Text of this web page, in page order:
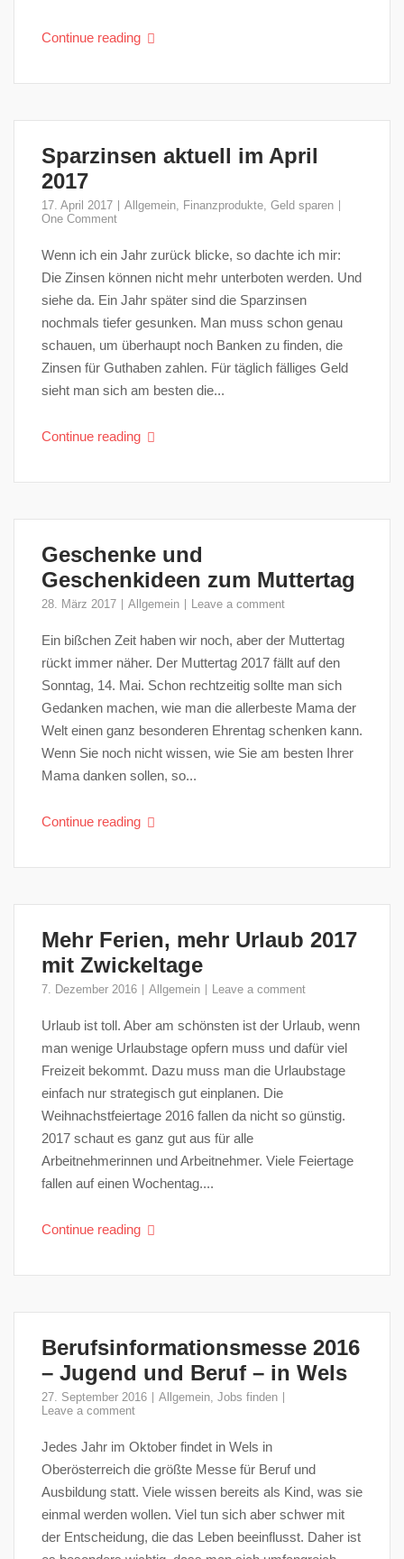
Continue reading
Sparzinsen aktuell im April
2017
17. April 2017 Allgemein, Finanzprodukte, Geld sparen
One Comment
Wenn ich ein Jahr zurück blicke, so dachte ich mir:
Die Zinsen können nicht mehr unterboten werden. Und
siehe da. Ein Jahr später sind die Sparzinsen
nochmals tiefer gesunken. Man muss schon genau
schauen, um überhaupt noch Banken zu finden, die
Zinsen für Guthaben zahlen. Für täglich fälliges Geld
sieht man sich am besten die...
Continue reading
Geschenke und
Geschenkideen zum Muttertag
28. März 2017 Allgemein Leave a comment
Ein bißchen Zeit haben wir noch, aber der Muttertag
rückt immer näher. Der Muttertag 2017 fällt auf den
Sonntag, 14. Mai. Schon rechtzeitig sollte man sich
Gedanken machen, wie man die allerbeste Mama der
Welt einen ganz besonderen Ehrentag schenken kann.
Wenn Sie noch nicht wissen, wie Sie am besten Ihrer
Mama danken sollen, so...
Continue reading
Mehr Ferien, mehr Urlaub 2017
mit Zwickeltage
7. Dezember 2016 Allgemein Leave a comment
Urlaub ist toll. Aber am schönsten ist der Urlaub, wenn
man wenige Urlaubstage opfern muss und dafür viel
Freizeit bekommt. Dazu muss man die Urlaubstage
einfach nur strategisch gut einplanen. Die
Weihnachstfeiertage 2016 fallen da nicht so günstig.
2017 schaut es ganz gut aus für alle
Arbeitnehmerinnen und Arbeitnehmer. Viele Feiertage
fallen auf einen Wochentag....
Continue reading
Berufsinformationsmesse 2016
– Jugend und Beruf – in Wels
27. September 2016 Allgemein, Jobs finden
Leave a comment
Jedes Jahr im Oktober findet in Wels in
Oberösterreich die größte Messe für Beruf und
Ausbildung statt. Viele wissen bereits als Kind, was sie
einmal werden wollen. Viel tun sich aber schwer mit
der Entscheidung, die das Leben beeinflusst. Daher ist